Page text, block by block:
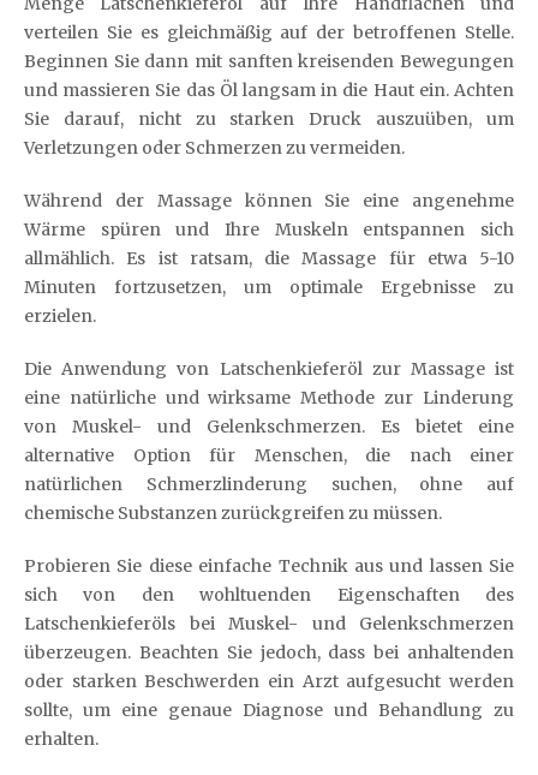
verteilen Sie es gleichmäßig auf der betroffenen Stelle.
Beginnen Sie dann mit sanften kreisenden Bewegungen
und massieren Sie das Öl langsam in die Haut ein. Achten
Sie darauf, nicht zu starken Druck auszuüben, um
Verletzungen oder Schmerzen zu vermeiden.
Während der Massage können Sie eine angenehme
Wärme spüren und Ihre Muskeln entspannen sich
allmählich. Es ist ratsam, die Massage für etwa 5-10
Minuten fortzusetzen, um optimale Ergebnisse zu
erzielen.
Die Anwendung von Latschenkieferöl zur Massage ist
eine natürliche und wirksame Methode zur Linderung
von Muskel- und Gelenkschmerzen. Es bietet eine
alternative Option für Menschen, die nach einer
natürlichen Schmerzlinderung suchen, ohne auf
chemische Substanzen zurückgreifen zu müssen.
Probieren Sie diese einfache Technik aus und lassen Sie
sich von den wohltuenden Eigenschaften des
Latschenkieferöls bei Muskel- und Gelenkschmerzen
überzeugen. Beachten Sie jedoch, dass bei anhaltenden
oder starken Beschwerden ein Arzt aufgesucht werden
sollte, um eine genaue Diagnose und Behandlung zu
erhalten.